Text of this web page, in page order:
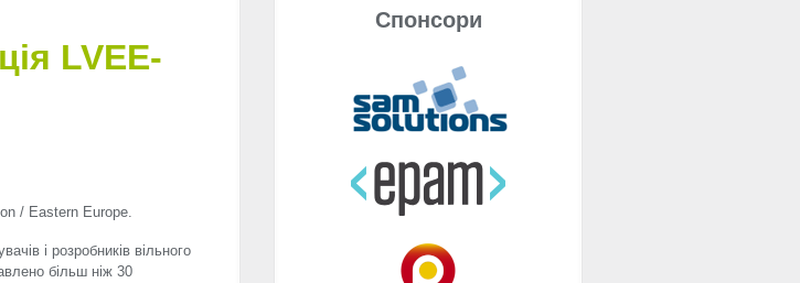
LVEE-
/ Eastern Europe.
і розробників вільного
більш ніж 30
Спонсори